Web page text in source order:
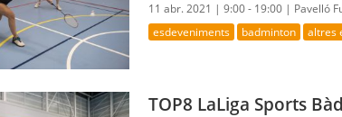
11 abr. 2021 |9:00 - 19:00 | Pavelló
esdeveniments badminton altres
TOP8 LaLiga Sports